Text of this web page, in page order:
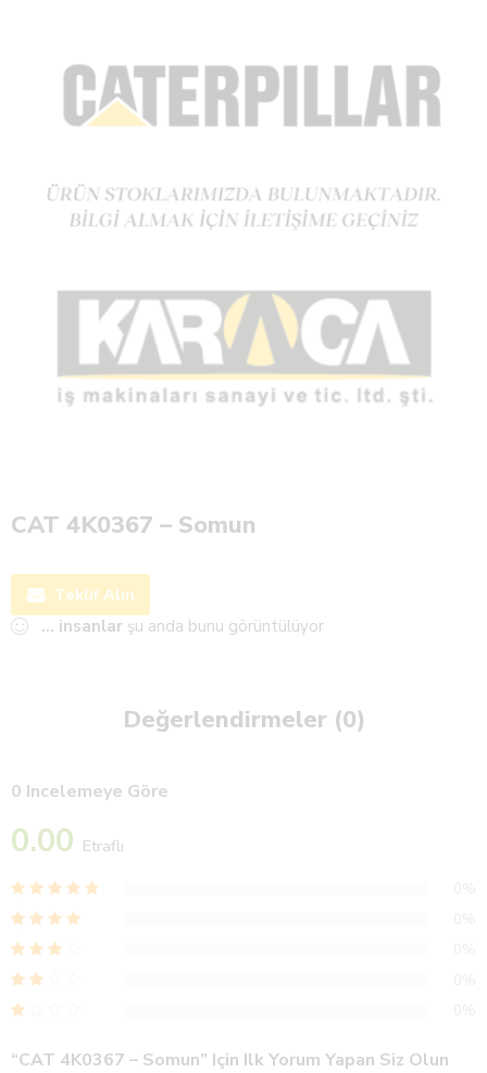
CAT 4K0367 – Somun
Teklif Alın
... insanlar şu anda bunu görüntülüyor
Değerlendirmeler (0)
0 Incelemeye Göre
0.00 Etraflı
“CAT 4K0367 – Somun” Için Ilk Yorum Yapan Siz Olun